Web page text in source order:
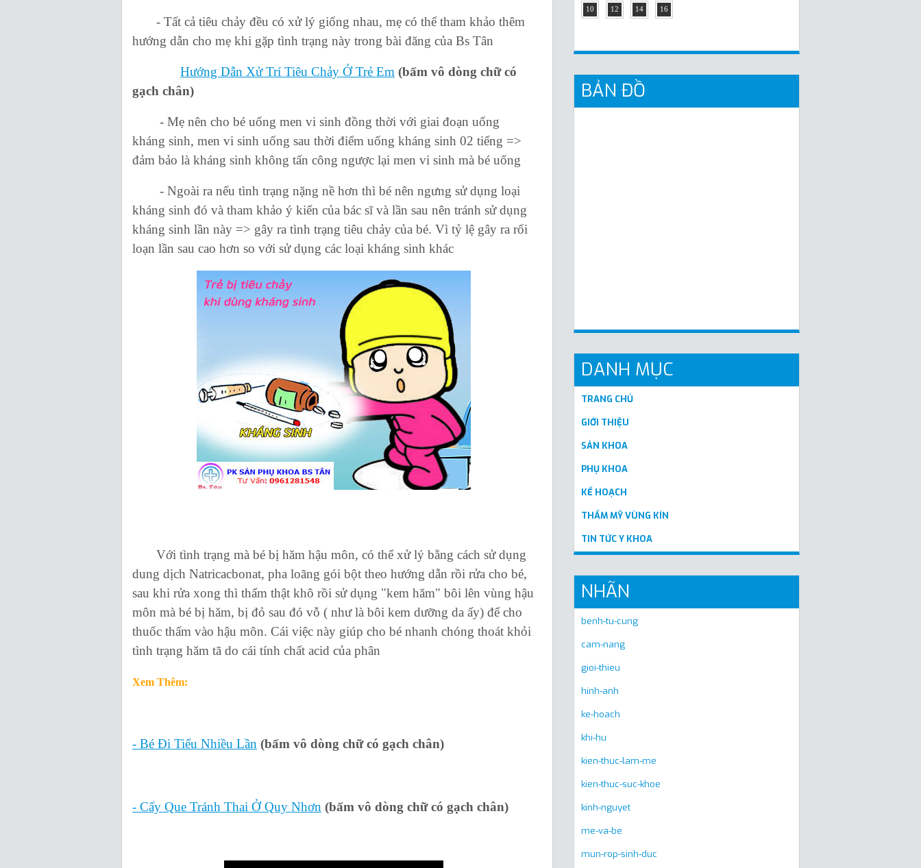
- Tất cả tiêu chảy đều có xử lý giống nhau, mẹ có thể tham khảo thêm
hướng dẫn cho mẹ khi gặp tình trạng này trong bài đăng của Bs Tân
Hướng Dẫn Xử Trí Tiêu Chảy Ở Trẻ Em (bấm vô dòng chữ có
gạch chân)
- Mẹ nên cho bé uống men vi sinh đồng thời với giai đoạn uống
kháng sinh, men vi sinh uống sau thời điểm uống kháng sinh 02 tiếng =>
đảm bảo là kháng sinh không tấn công ngược lại men vi sinh mà bé uống
- Ngoài ra nếu tình trạng nặng nề hơn thì bé nên ngưng sử dụng loại
kháng sinh đó và tham khảo ý kiến của bác sĩ và lần sau nên tránh sử dụng
kháng sinh lần này => gây ra tình trạng tiêu chảy của bé. Vì tỷ lệ gây ra rối
loạn lần sau cao hơn so với sử dụng các loại kháng sinh khác
Với tình trạng mà bé bị hăm hậu môn, có thể xử lý bằng cách sử dụng
dung dịch Natricacbonat, pha loãng gói bột theo hướng dẫn rồi rửa cho bé,
sau khi rửa xong thì thấm thật khô rồi sử dụng "kem hăm" bôi lên vùng hậu
môn mà bé bị hăm, bị đỏ sau đó vỗ ( như là bôi kem dưỡng da ấy) để cho
thuốc thấm vào hậu môn. Cái việc này giúp cho bé nhanh chóng thoát khỏi
tình trạng hăm tã do cái tính chất acid của phân
Xem Thêm:
- Bé Đi Tiểu Nhiều Lần (bấm vô dòng chữ có gạch chân)
- Cấy Que Tránh Thai Ở Quy Nhơn (bấm vô dòng chữ có gạch chân)
10 12 14 16
BẢN ĐỒ
DANH MỤC
TRANG CHỦ
GIỚI THIỆU
SẢN KHOA
PHỤ KHOA
KẾ HOẠCH
THẨM MỸ VÙNG KÍN
TIN TỨC Y KHOA
NHÃN
benh-tu-cung
cam-nang
gioi-thieu
hinh-anh
ke-hoach
khi-hu
kien-thuc-lam-me
kien-thuc-suc-khoe
kinh-nguyet
me-va-be
mun-rop-sinh-duc